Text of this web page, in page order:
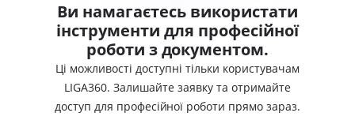
Ви намагаєтесь використати
інструменти для професійної
роботи з документом.
Ці можливості доступні тільки користувачам
LIGA360. Залишайте заявку та отримайте
доступ для професійної роботи прямо зараз.